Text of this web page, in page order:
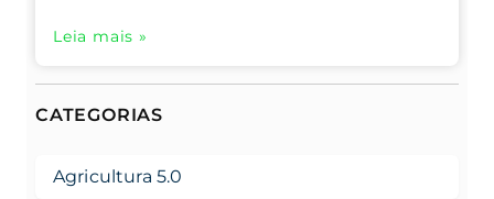
Leia mais »
CATEGORIAS
Agricultura 5.0